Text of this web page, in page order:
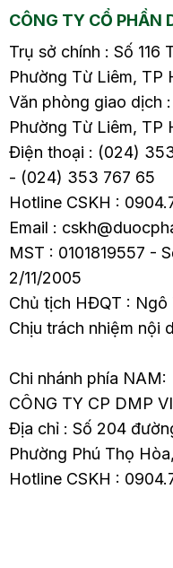
CÔNG TY CỔ PHẦN
Trụ sở chính : Số 116
Phường Từ Liêm, TP
Văn phòng giao dịch
Phường Từ Liêm, TP
Điện thoại : (024)
- (024) 353 767 65
Hotline CSKH :
Email :
MST : 0101819557 -
2/11/2005
Chủ tịch HĐQT : Ngô
Chịu trách nhiệm nội
Chi nhánh phía NAM:
CÔNG TY CP DMP
Địa chỉ : Số 204
Phường Phú Thọ
Hotline CSKH :